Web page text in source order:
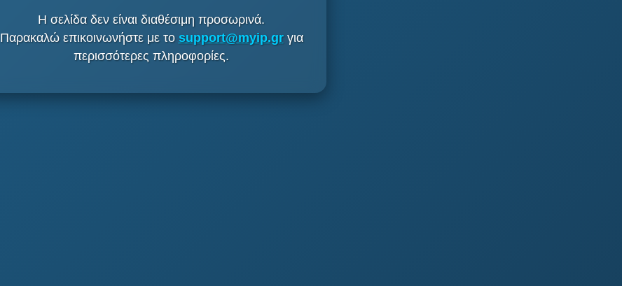
Η σελίδα δεν είναι διαθέσιμη προσωρινά.
Παρακαλώ επικοινωνήστε με το support@myip.grγια
περισσότερες πληροφορίες.